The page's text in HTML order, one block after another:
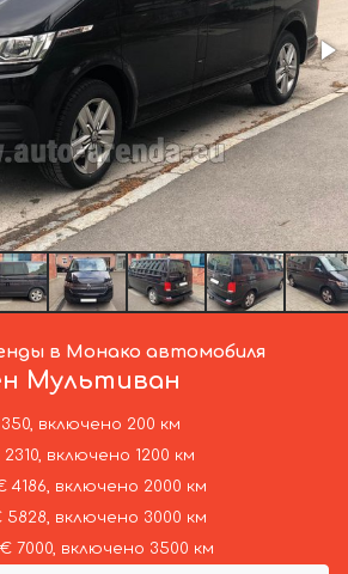
в Монако автомобиля
Мультиван
включено 200 км
включено 1200 км
4186, включено 2000 км
5828, включено 3000 км
7000, включено 3500 км